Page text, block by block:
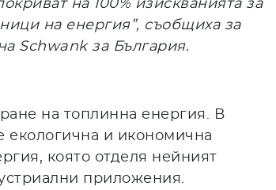
на 100% изискванията за
на енергия”, съобщиха за
Schwankза България.
на топлинна енергия. В
екологична и икономична
която отделя нейният
приложения.